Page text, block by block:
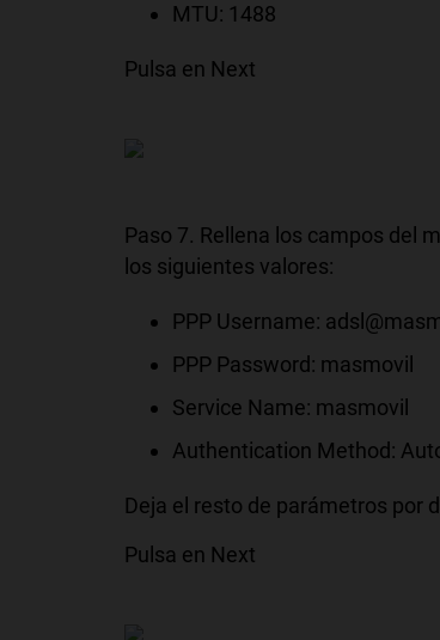
MTU: 1488
Pulsa en Next
Paso 7. Rellena los campos del
los siguientes valores:
PPP Username:
PPP Password: masmovil
Service Name: masmovil
Authentication Method:
Deja el resto de parámetros por
Pulsa en Next